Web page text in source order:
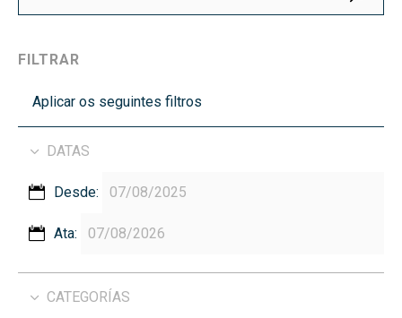
FILTRAR
Aplicar os seguintes filtros
DATAS
Desde:
Ata:
CATEGORÍAS